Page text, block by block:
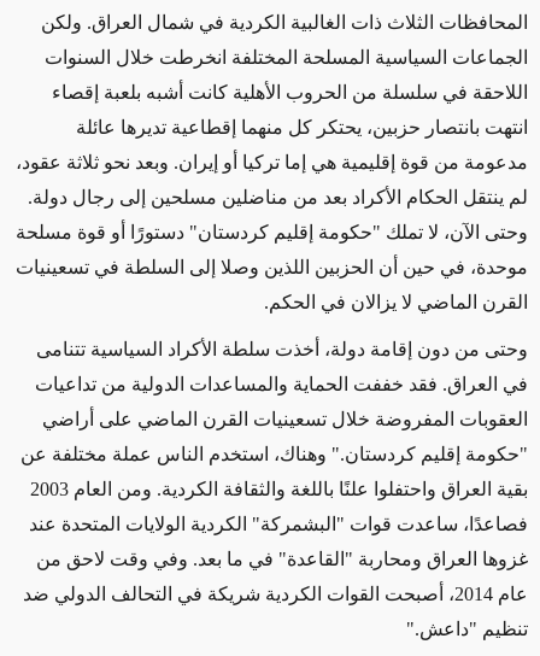
المحافظات الثلاث ذات الغالبية الكردية في شمال العراق. ولكن
الجماعات السياسية المسلحة المختلفة انخرطت خلال السنوات
اللاحقة في سلسلة من الحروب الأهلية كانت أشبه بلعبة إقصاء
انتهت بانتصار حزبين، يحتكر كل منهما إقطاعية تديرها عائلة
مدعومة من قوة إقليمية هي إما تركيا أو إيران. وبعد نحو ثلاثة عقود،
لم ينتقل الحكام الأكراد بعد من مناضلين مسلحين إلى رجال دولة.
وحتى الآن، لا تملك "حكومة إقليم كردستان" دستورًا أو قوة مسلحة
موحدة، في حين أن الحزبين اللذين وصلا إلى السلطة في تسعينيات
القرن الماضي لا يزالان في الحكم.
وحتى من دون إقامة دولة، أخذت سلطة الأكراد السياسية تتنامى
في العراق. فقد خففت الحماية والمساعدات الدولية من تداعيات
العقوبات المفروضة خلال تسعينيات القرن الماضي على أراضي
"حكومة إقليم كردستان." وهناك، استخدم الناس عملة مختلفة عن
بقية العراق واحتفلوا علنًا باللغة والثقافة الكردية. ومن العام 2003
فصاعدًا، ساعدت قوات "البشمركة" الكردية الولايات المتحدة عند
غزوها العراق ومحاربة "القاعدة" في ما بعد. وفي وقت لاحق من
عام 2014، أصبحت القوات الكردية شريكة في التحالف الدولي ضد
تنظيم "داعش."